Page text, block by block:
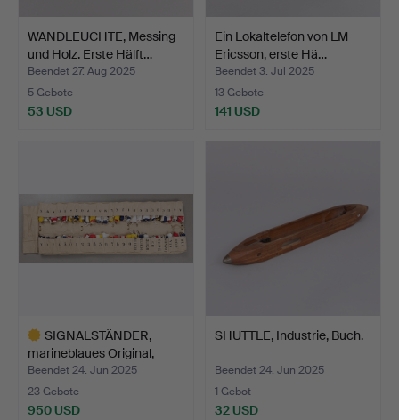
WANDLEUCHTE, Messing
und Holz. Erste Hälft…
Beendet 27. Aug 2025
5 Gebote
53 USD
Ein Lokaltelefon von LM
Ericsson, erste Hä…
Beendet 3. Jul 2025
13 Gebote
141 USD
SIGNALSTÄNDER,
marineblaues Original,
Größ…
Beendet 24. Jun 2025
23 Gebote
950 USD
SHUTTLE, Industrie, Buch.
Beendet 24. Jun 2025
1 Gebot
32 USD